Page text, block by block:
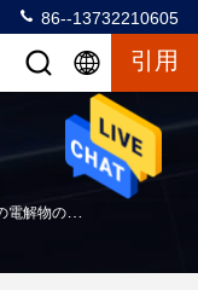
86--13732210605
引用
APHA/Hazen）の測定